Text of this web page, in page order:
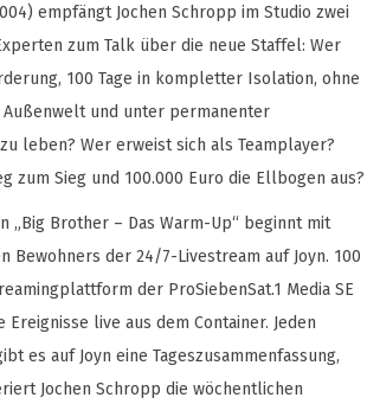
empfängt Jochen Schropp im Studio zwei
zum Talk über die neue Staffel: Wer
100 Tage in kompletter Isolation, ohne
und unter permanenter
leben? Wer erweist sich als Teamplayer?
zum Sieg und 100.000 Euro die Ellbogen aus?
„Big Brother – Das Warm-Up“ beginnt mit
Bewohners der 24/7-Livestream auf Joyn. 100
der ProSiebenSat.1 Media SE
Ereignisse live aus dem Container. Jeden
es auf Joyn eine Tageszusammenfassung,
Jochen Schropp die wöchentlichen